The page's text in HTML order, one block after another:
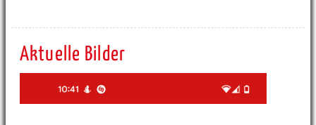
Aktuelle Bilder